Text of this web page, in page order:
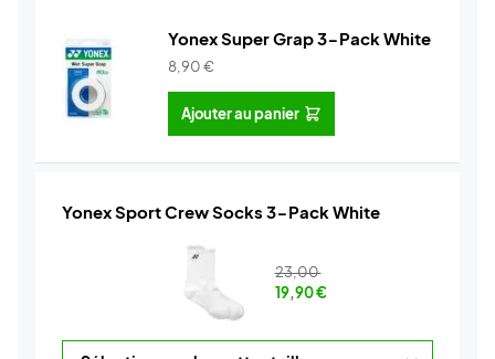
Yonex Super Grap 3-Pack White
8,90€
Ajouter au panier
Yonex Sport Crew Socks 3-Pack White
23,00
19,90€